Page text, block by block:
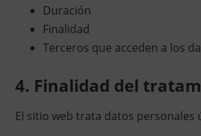
Duración
Finalidad
Terceros que acceden a los
4. Finalidad del
El sitio web trata datos personales